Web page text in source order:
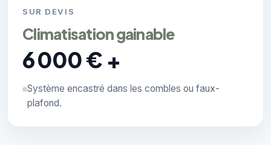
SUR DEVIS
Climatisation gainable
6 000 € +
Système encastré dans les combles ou faux-
plafond.